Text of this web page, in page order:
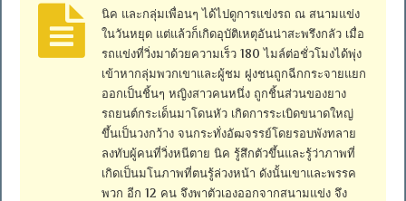
นิค และกลุ่มเพื่อนๆ ได้ไปดูการแข่งรถ ณ สนามแข่ง
ในวันหยุด แต่แล้วก็เกิดอุบัติเหตุอันน่าสะพรึงกลัว เมื่อ
รถแข่งที่วิ่งมาด้วยความเร็ว 180 ไมล์ต่อชั่วโมงได้พุ่ง
เข้าหากลุ่มพวกเขาและผู้ชม ฝูงชนถูกฉีกกระจายแยก
ออกเป็นชิ้นๆ หญิงสาวคนหนึ่ง ถูกชิ้นส่วนของยาง
รถยนต์กระเด็นมาโดนหัว เกิดการระเบิดขนาดใหญ่
ขึ้นเป็นวงกว้าง จนกระทั่งอัฒจรรย์โดยรอบพังทลาย
ลงทับผู้คนที่วิ่งหนีตาย นิค รู้สึกตัวขึ้นและรู้ว่าภาพที่
เกิดเป็นมโนภาพที่ตนรู้ล่วงหน้า ดังนั้นเขาและพรรค
พวก อีก 12 คน จึงพาตัวเองออกจากสนามแข่ง จึง